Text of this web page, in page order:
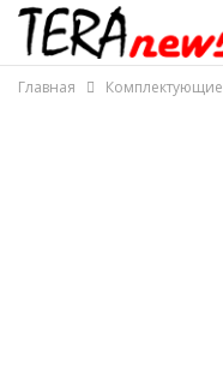
Главная Комплектующие